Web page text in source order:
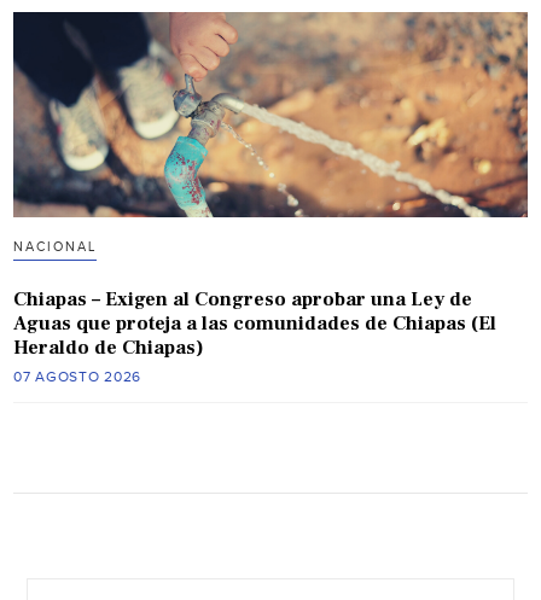
NACIONAL
Chiapas – Exigen al Congreso aprobar una Ley de
Aguas que proteja a las comunidades de Chiapas (El
Heraldo de Chiapas)
07 AGOSTO 2026